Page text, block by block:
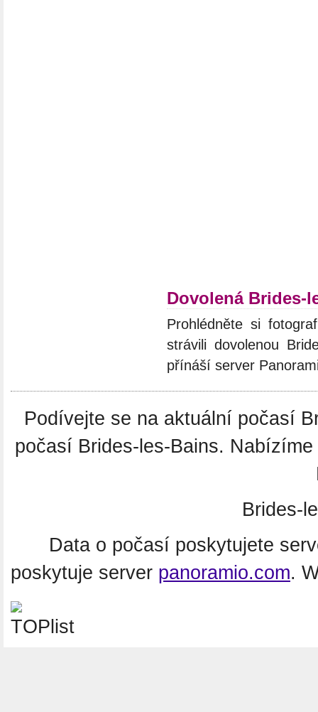
Dovolená Brides-
Prohlédněte si
strávili dovolenou
přínáší server
Podívejte se na aktuální počasí
počasí Brides-les-Bains.
Brides-
Data o počasí poskytujete
poskytuje server panoramio.com.